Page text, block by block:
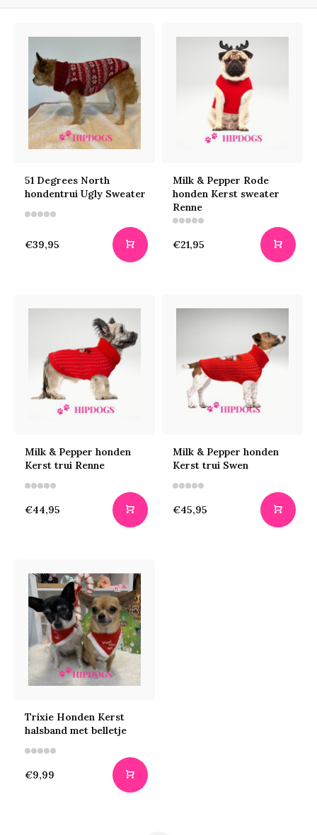
51 Degrees North
hondentrui Ugly Sweater
€39,95
Milk & Pepper Rode
honden Kerst sweater
Renne
€21,95
Milk & Pepper honden
Kerst trui Renne
€44,95
Milk & Pepper honden
Kerst trui Swen
€45,95
Trixie Honden Kerst
halsband met belletje
€9,99